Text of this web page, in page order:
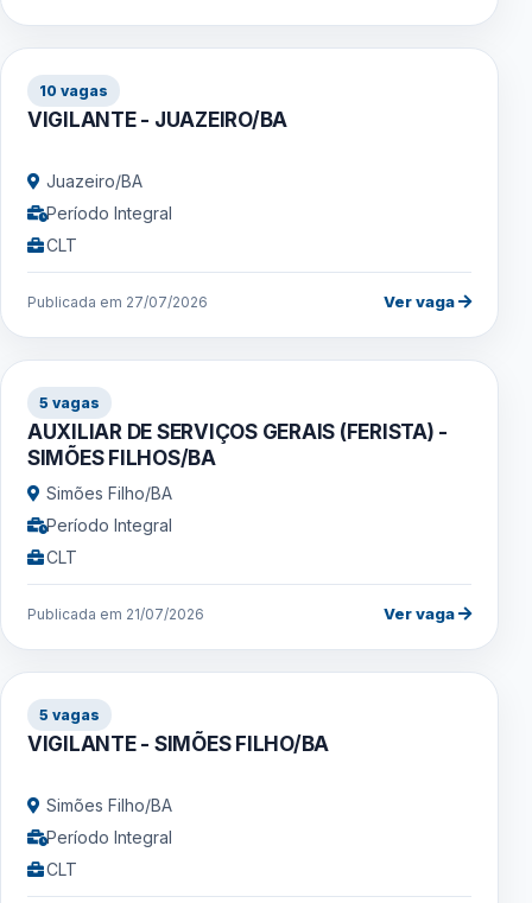
10 vagas
VIGILANTE - JUAZEIRO/BA
Juazeiro/BA
Período Integral
CLT
Publicada em 27/07/2026 Ver vaga
5 vagas
AUXILIAR DE SERVIÇOS GERAIS (FERISTA) -
SIMÕES FILHOS/BA
Simões Filho/BA
Período Integral
CLT
Publicada em 21/07/2026 Ver vaga
5 vagas
VIGILANTE - SIMÕES FILHO/BA
Simões Filho/BA
Período Integral
CLT